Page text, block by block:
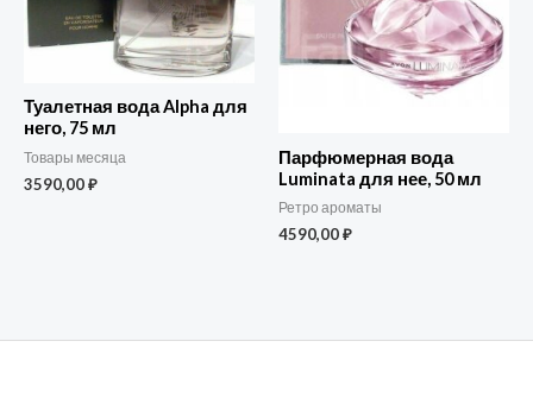
Туалетная вода Alpha для
него, 75 мл
Товары месяца
3590,00₽
Парфюмерная вода
Luminata для нее, 50 мл
Ретро ароматы
4590,00₽